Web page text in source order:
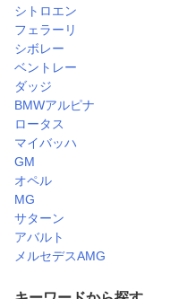
シトロエン
フェラーリ
シボレー
ベントレー
ダッジ
BMWアルピナ
ロータス
マイバッハ
GM
オペル
MG
サターン
アバルト
メルセデスAMG